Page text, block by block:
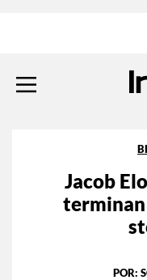
Jacob
terminan
POR: